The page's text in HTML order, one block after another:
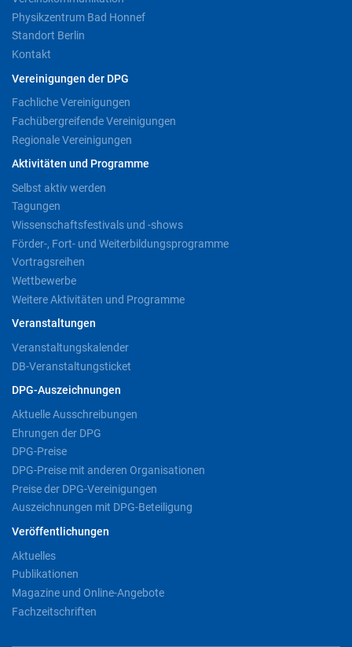
Physikzentrum Bad Honnef
Standort Berlin
Kontakt
Vereinigungen der DPG
Fachliche Vereinigungen
Fachübergreifende Vereinigungen
Regionale Vereinigungen
Aktivitäten und Programme
Selbst aktiv werden
Tagungen
Wissenschaftsfestivals und -shows
Förder-, Fort- und Weiterbildungsprogramme
Vortragsreihen
Wettbewerbe
Weitere Aktivitäten und Programme
Veranstaltungen
Veranstaltungskalender
DB-Veranstaltungsticket
DPG-Auszeichnungen
Aktuelle Ausschreibungen
Ehrungen der DPG
DPG-Preise
DPG-Preise mit anderen Organisationen
Preise der DPG-Vereinigungen
Auszeichnungen mit DPG-Beteiligung
Veröffentlichungen
Aktuelles
Publikationen
Magazine und Online-Angebote
Fachzeitschriften